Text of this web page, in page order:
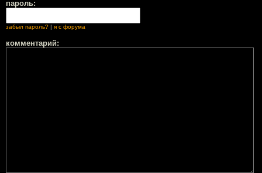
пароль:
забыл пароль? | я с форума
комментарий: